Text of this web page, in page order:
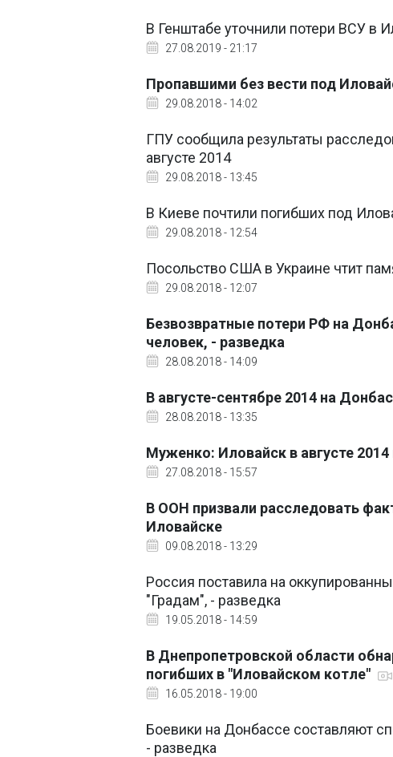
В Генштабе уточнили потери ВСУ в
27.08.2019 - 21:17
Пропавшими без вести под
29.08.2018 - 14:02
ГПУ сообщила результаты
августе 2014
29.08.2018 - 13:45
В Киеве почтили погибших под
29.08.2018 - 12:54
Посольство США в Украине чтит
29.08.2018 - 12:07
Безвозвратные потери РФ на
человек, - разведка
28.08.2018 - 14:09
В августе-сентябре 2014 на
28.08.2018 - 13:35
Муженко: Иловайск в августе
27.08.2018 - 15:57
В ООН призвали расследовать
Иловайске
09.08.2018 - 13:29
Россия поставила на
"Градам", - разведка
19.05.2018 - 14:59
В Днепропетровской области
погибших в "Иловайском котле"
16.05.2018 - 19:00
Боевики на Донбассе составляют
- разведка